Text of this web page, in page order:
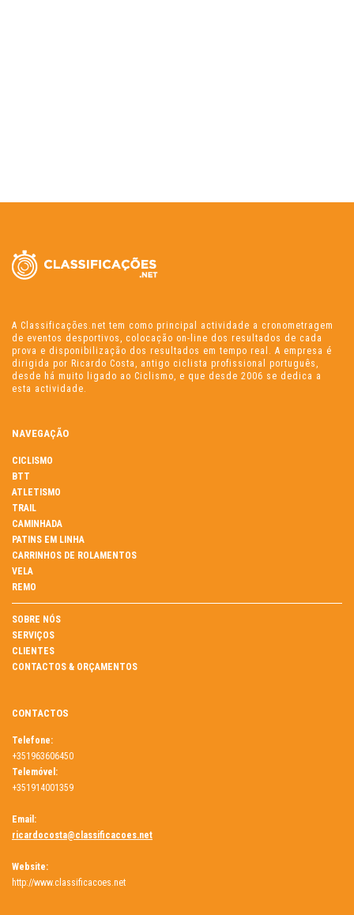
A Classificações.net tem como principal actividade a cronometragem
de eventos desportivos, colocação on-line dos resultados de cada
prova e disponibilização dos resultados em tempo real. A empresa é
dirigida por Ricardo Costa, antigo ciclista profissional português,
desde há muito ligado ao Ciclismo, e que desde 2006 se dedica a
esta actividade.
NAVEGAÇÃO
CICLISMO
BTT
ATLETISMO
TRAIL
CAMINHADA
PATINS EM LINHA
CARRINHOS DE ROLAMENTOS
VELA
REMO
SOBRE NÓS
SERVIÇOS
CLIENTES
CONTACTOS & ORÇAMENTOS
CONTACTOS
Telefone:
+351963606450
Telemóvel:
+351914001359
Email:
ricardocosta@classificacoes.net
Website:
http://www.classificacoes.net